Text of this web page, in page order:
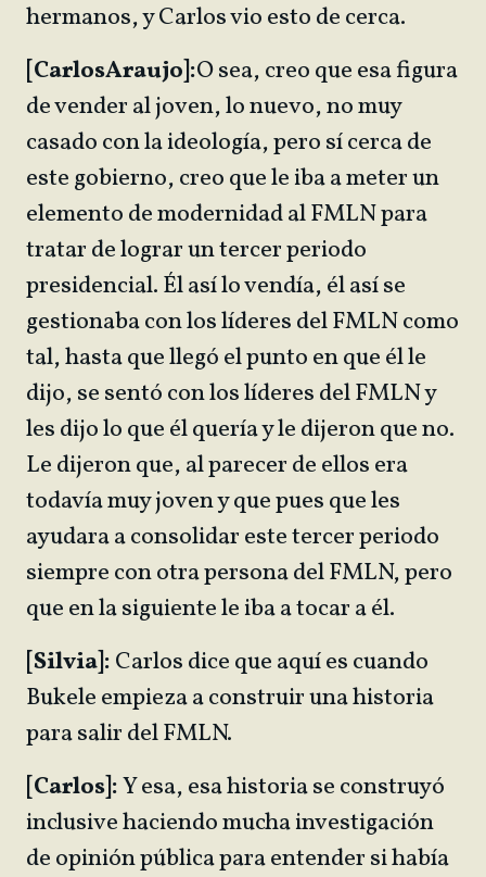
hermanos, y Carlos vio esto de cerca.
[CarlosAraujo]:O sea, creo que esa figura
de vender al joven, lo nuevo, no muy
casado con la ideología, pero sí cerca de
este gobierno, creo que le iba a meter un
elemento de modernidad al FMLN para
tratar de lograr un tercer periodo
presidencial. Él así lo vendía, él así se
gestionaba con los líderes del FMLN como
tal, hasta que llegó el punto en que él le
dijo, se sentó con los líderes del FMLN y
les dijo lo que él quería y le dijeron que no.
Le dijeron que, al parecer de ellos era
todavía muy joven y que pues que les
ayudara a consolidar este tercer periodo
siempre con otra persona del FMLN, pero
que en la siguiente le iba a tocar a él.
[Silvia]:Carlos dice que aquí es cuando
Bukele empieza a construir una historia
para salir del FMLN.
[Carlos]:Y esa, esa historia se construyó
inclusive haciendo mucha investigación
de opinión pública para entender si había